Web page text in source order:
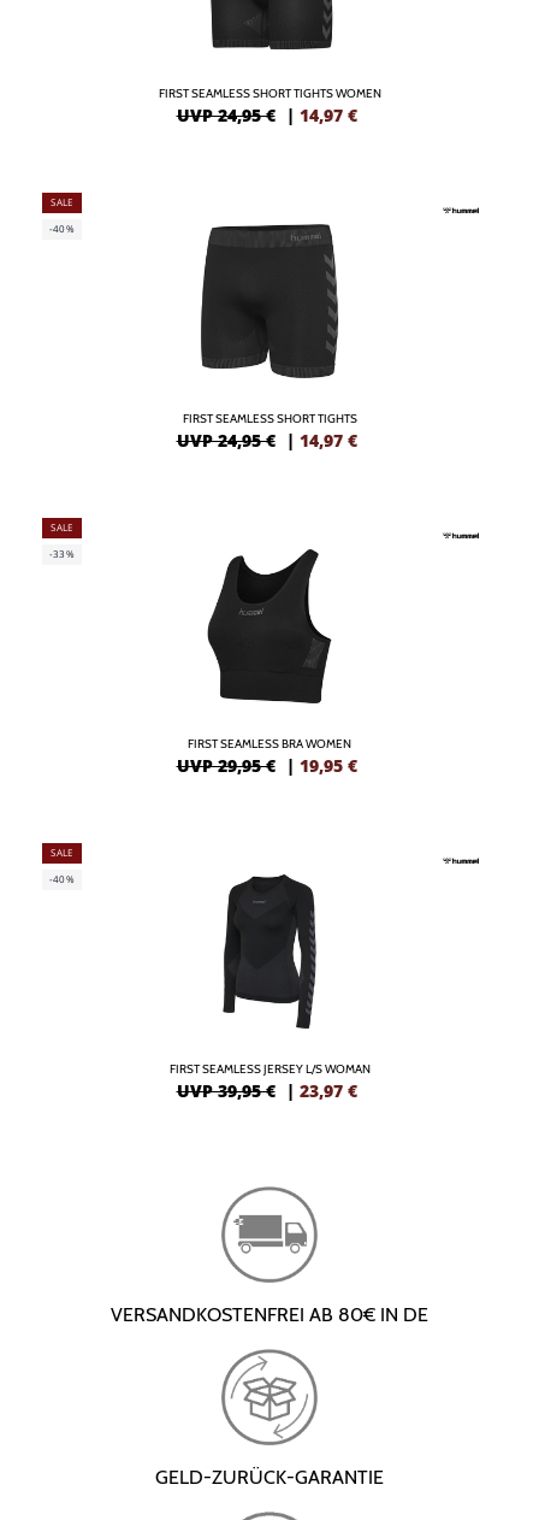
FIRST SEAMLESS SHORT TIGHTS WOMEN
UVP 24,95 € | 14,97 €
SALE
-40%
FIRST SEAMLESS SHORT TIGHTS
UVP 24,95 € | 14,97 €
SALE
-33%
FIRST SEAMLESS BRA WOMEN
UVP 29,95 € | 19,95 €
SALE
-40%
FIRST SEAMLESS JERSEY L/S WOMAN
UVP 39,95 € | 23,97 €
VERSANDKOSTENFREI AB 80€ IN DE
GELD-ZURÜCK-GARANTIE